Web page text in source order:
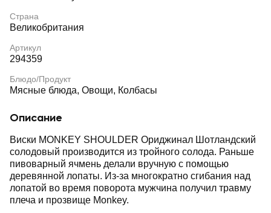
Страна
Великобритания
Артикул
294359
Блюдо/Продукт
Мясные блюда, Овощи, Колбасы
Описание
Виски MONKEY SHOULDER Ориджинал Шотландский
солодовый производится из тройного солода. Раньше
пивоварный ячмень делали вручную с помощью
деревянной лопаты. Из-за многократно сгибания над
лопатой во время поворота мужчина получил травму
плеча и прозвище Monkey.